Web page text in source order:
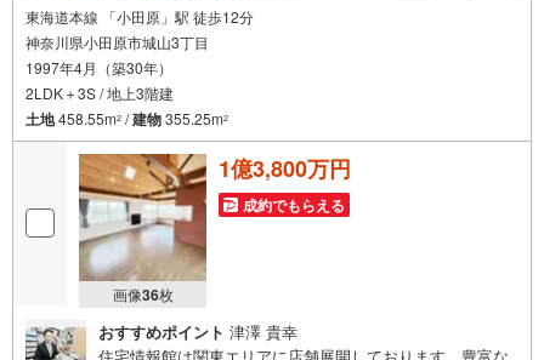
東海道本線 「小田原」駅 徒歩12分
神奈川県小田原市城山3丁目
1997年4月（築30年）
2LDK＋3S / 地上3階建
土地458.55m2 /建物355.25m2
画像36枚
1億3,800万円
成約でもらえる
おすすめポイント 津澤 貴幸